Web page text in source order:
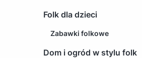
Folk dla dzieci
Zabawki folkowe
Dom i ogród w stylu folk